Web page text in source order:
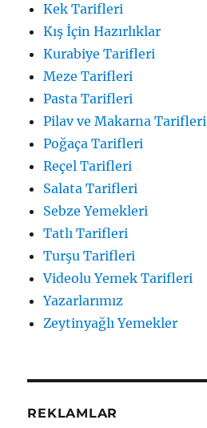
Kek Tarifleri
Kış İçin Hazırlıklar
Kurabiye Tarifleri
Meze Tarifleri
Pasta Tarifleri
Pilav ve Makarna Tarifleri
Poğaça Tarifleri
Reçel Tarifleri
Salata Tarifleri
Sebze Yemekleri
Tatlı Tarifleri
Turşu Tarifleri
Videolu Yemek Tarifleri
Yazarlarımız
Zeytinyağlı Yemekler
REKLAMLAR